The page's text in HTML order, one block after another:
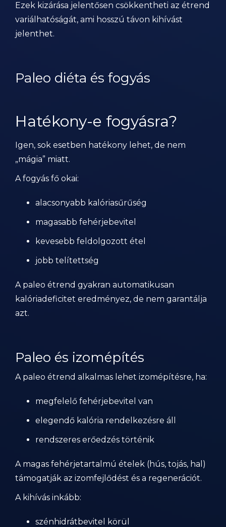
Ezek kizárása jelentősen csökkentheti az étrend
variálhatóságát, ami hosszú távon kihívást
jelenthet.
Paleo diéta és fogyás
Hatékony-e fogyásra?
Igen, sok esetben hatékony lehet, de nem
„mágia” miatt.
A fogyás fő okai:
alacsonyabb kalóriasűrűség
magasabb fehérjebevitel
kevesebb feldolgozott étel
jobb telítettség
A paleo étrend gyakran automatikusan
kalóriadeficitet eredményez, de nem garantálja
azt.
Paleo és izomépítés
A paleo étrend alkalmas lehet izomépítésre, ha:
megfelelő fehérjebevitel van
elegendő kalória rendelkezésre áll
rendszeres erőedzés történik
A magas fehérjetartalmú ételek (hús, tojás, hal)
támogatják az izomfejlődést és a regenerációt.
A kihívás inkább:
szénhidrátbevitel körül